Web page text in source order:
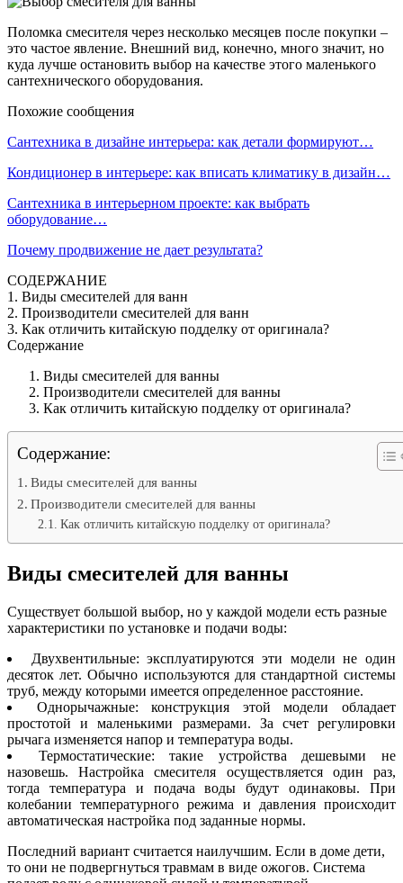
Поломка смесителя через несколько месяцев после покупки –
это частое явление. Внешний вид, конечно, много значит, но
куда лучше остановить выбор на качестве этого маленького
сантехнического оборудования.
Похожие сообщения
Сантехника в дизайне интерьера: как детали формируют…
Кондиционер в интерьере: как вписать климатику в дизайн…
Сантехника в интерьерном проекте: как выбрать
оборудование…
Почему продвижение не дает результата?
СОДЕРЖАНИЕ
1. Виды смесителей для ванн
2. Производители смесителей для ванн
3. Как отличить китайскую подделку от оригинала?
Содержание
Виды смесителей для ванны
Производители смесителей для ванны
Как отличить китайскую подделку от оригинала?
Содержание:
Виды смесителей для ванны
Производители смесителей для ванны
Как отличить китайскую подделку от оригинала?
Виды смесителей для ванны
Существует большой выбор, но у каждой модели есть разные
характеристики по установке и подачи воды:
Двухвентильные: эксплуатируются эти модели не один
десяток лет. Обычно используются для стандартной системы
труб, между которыми имеется определенное расстояние.
Однорычажные: конструкция этой модели обладает
простотой и маленькими размерами. За счет регулировки
рычага изменяется напор и температура воды.
Термостатические: такие устройства дешевыми не
назовешь. Настройка смесителя осуществляется один раз,
тогда температура и подача воды будут одинаковы. При
колебании температурного режима и давления происходит
автоматическая настройка под заданные нормы.
Последний вариант считается наилучшим. Если в доме дети,
то они не подвергнуться травмам в виде ожогов. Система